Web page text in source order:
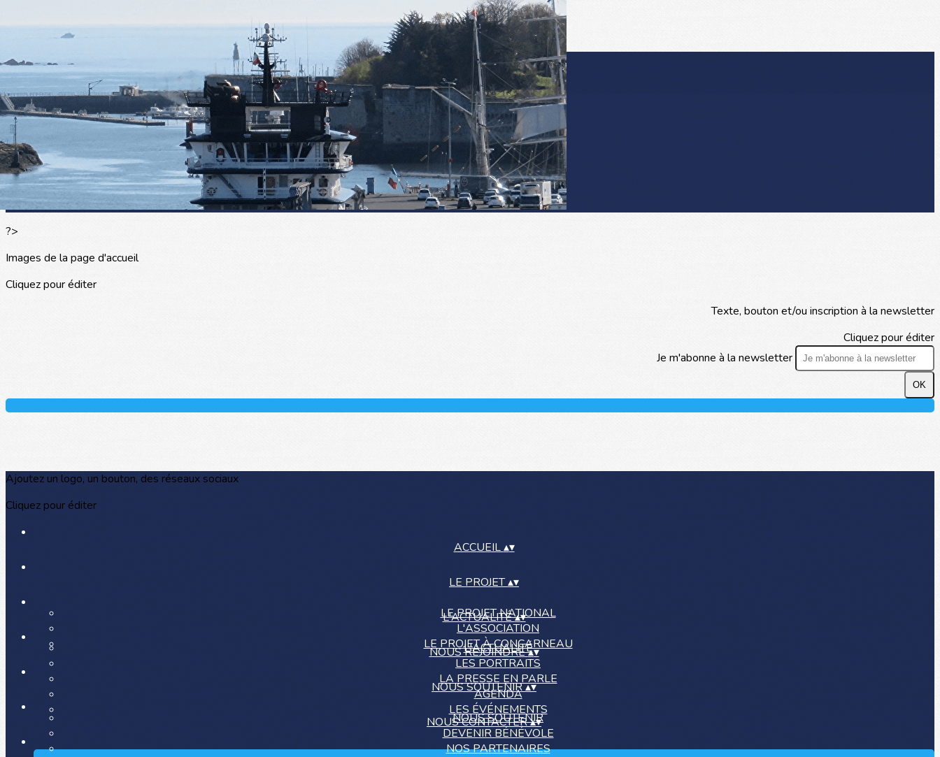
Exporter toutes les colonnes
Exporter uniquement les colonnes affichées
Menu
<
>
L'actualité
Les portraits
La presse en parle
Agenda
Les événements
?>
Images de la page d'accueil
Cliquez pour éditer
Texte, bouton et/ou inscription à la newsletter
Cliquez pour éditer
Je m'abonne à la newsletter
OK
Ajoutez un logo, un bouton, des réseaux sociaux
Cliquez pour éditer
ACCUEIL▴▾
LE PROJET▴▾
LE PROJET NATIONAL
L'ASSOCIATION
LE PROJET À CONCARNEAU
L'ACTUALITÉ▴▾
L'ACTUALITÉ
LES PORTRAITS
LA PRESSE EN PARLE
AGENDA
LES ÉVÉNEMENTS
NOUS REJOINDRE▴▾
NOUS SOUTENIR▴▾
NOUS SOUTENIR
DEVENIR BÉNÉVOLE
NOS PARTENAIRES
NOUS CONTACTER▴▾